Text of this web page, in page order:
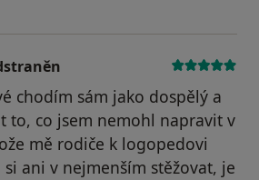
chodím sám jako dospělý a
to, co jsem nemohl napravit v
mě rodiče k logopedovi
ani v nejmenším stěžovat, je